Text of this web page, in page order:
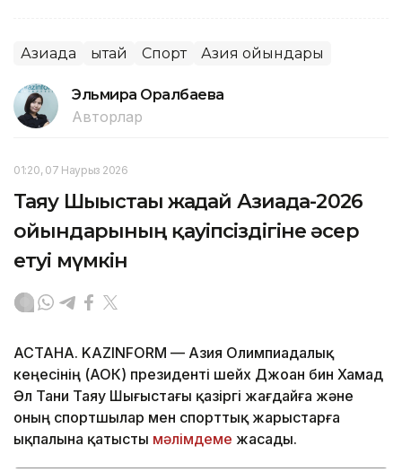
Азиада Қытай Спорт Азия ойындары
Эльмира Оралбаева
Авторлар
01:20, 07 Наурыз 2026
Таяу Шығыстағы жағдай Азиада-2026
ойындарының қауіпсіздігіне әсер
етуі мүмкін
АСТАНА. KAZINFORM — Азия Олимпиадалық
кеңесінің (АОК) президенті шейх Джоан бин Хамад
Әл Тани Таяу Шығыстағы қазіргі жағдайға және
оның спортшылар мен спорттық жарыстарға
ықпалына қатысты мәлімдеме жасады.